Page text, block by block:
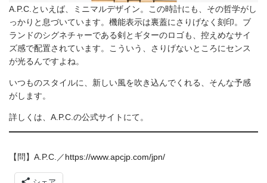
A.P.C.といえば、ミニマルデザイン。この時計にも、その哲学がし
っかりと息づいています。機能表示は裏蓋にさりげなく刻印。ブ
ランドのシグネチャーである剣とギターのロゴも、控えめなサイ
ズ感で配置されています。こういう、さりげないところにセンス
が光るんですよね。
いつものスタイルに、新しい風を吹き込んでくれる、そんな予感
がします。
詳しくは、A.P.C.の公式サイトにて。
【問】A.P.C.／https://www.apcjp.com/jpn/